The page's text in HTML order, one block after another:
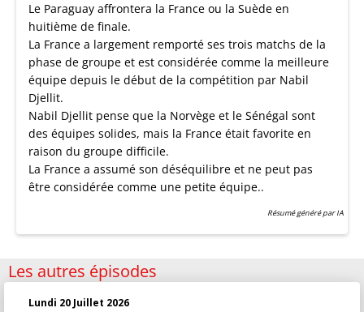
Le Paraguay affrontera la France ou la Suède en
huitième de finale.
La France a largement remporté ses trois matchs de la
phase de groupe et est considérée comme la meilleure
équipe depuis le début de la compétition par Nabil
Djellit.
Nabil Djellit pense que la Norvège et le Sénégal sont
des équipes solides, mais la France était favorite en
raison du groupe difficile.
La France a assumé son déséquilibre et ne peut pas
être considérée comme une petite équipe..
Résumé généré par IA
Les autres épisodes
Lundi 20 Juillet 2026